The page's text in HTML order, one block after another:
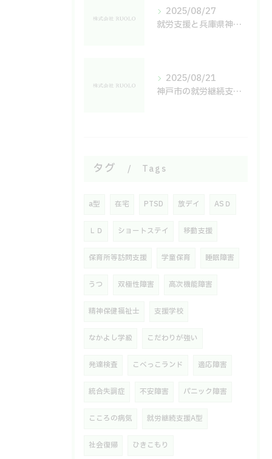
2025/08/27
就労支援と兵庫県神戸市A型事業所で安心して働くための実態と選び方ガイド
2025/08/21
神戸市の就労継続支援A型事業所で働く魅力
タグ Tags
a型 在宅 PTSD 放デイ ASＤ
ＬＤ ショートステイ 移動支援
保育所等訪問支援 学童保育 睡眠障害
うつ 双極性障害 高次機能障害
精神保健福祉士 支援学校
なかよし学級 こだわりが強い
発達検査 こべっこランド 適応障害
統合失調症 不安障害 パニック障害
こころの病気 就労継続支援A型
社会復帰 ひきこもり